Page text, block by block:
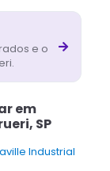
e o
.
SP
Industrial